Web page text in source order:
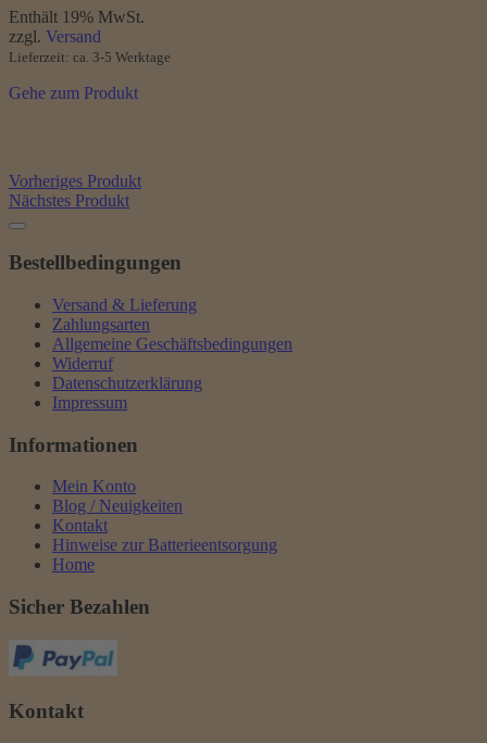
bis
Enthält 19% MwSt.
zzgl. Versand
Lieferzeit: ca. 3-5 Werktage
Gehe zum Produkt
Vorheriges Produkt
Nächstes Produkt
Bestellbedingungen
Versand & Lieferung
Zahlungsarten
Allgemeine Geschäftsbedingungen
Widerruf
Datenschutzerklärung
Impressum
Informationen
Mein Konto
Blog / Neuigkeiten
Kontakt
Hinweise zur Batterieentsorgung
Home
Sicher Bezahlen
Kontakt